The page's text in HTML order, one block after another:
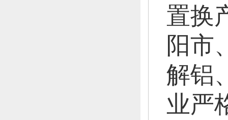
置换
阳市
解铝
业严